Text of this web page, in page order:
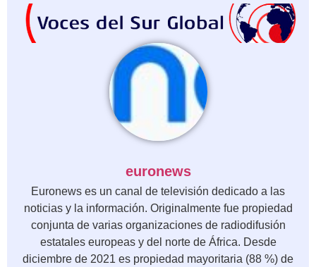
euronews
Euronews es un canal de televisión dedicado a las
noticias y la información. Originalmente fue propiedad
conjunta de varias organizaciones de radiodifusión
estatales europeas y del norte de África. Desde
diciembre de 2021 es propiedad mayoritaria (88 %) de